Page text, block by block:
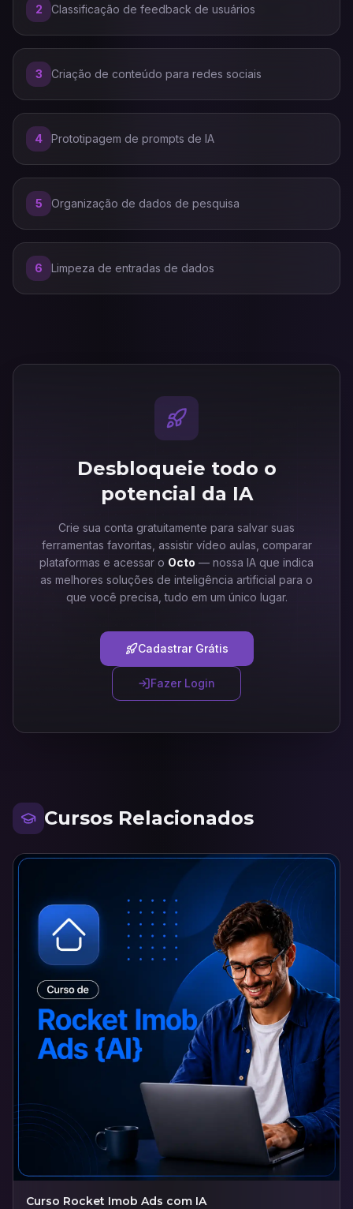
2 Classificação de feedback de usuários
3 Criação de conteúdo para redes sociais
4 Prototipagem de prompts de IA
5 Organização de dados de pesquisa
6 Limpeza de entradas de dados
Desbloqueie todo o
potencial da IA
Crie sua conta gratuitamente para salvar suas
ferramentas favoritas, assistir vídeo aulas, comparar
plataformas e acessar o Octo — nossa IA que indica
as melhores soluções de inteligência artificial para o
que você precisa, tudo em um único lugar.
Cadastrar Grátis
Fazer Login
Cursos Relacionados
Curso Rocket Imob Ads com IA